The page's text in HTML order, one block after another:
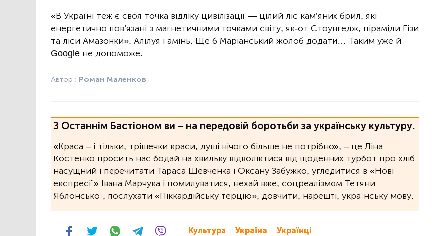
«В Україні теж є своя точка відліку цивілізації — цілий ліс кам’яних брил, які
енергетично пов’язані з магнетичними точками світу, як-от Стоунгедж, піраміди Гізи
та ліси Амазонки». Алілуя і амінь. Ще б Маріанський жолоб додати… Таким уже й
Google не допоможе.
Автор : Роман Маленков
З Останнім Бастіоном ви – на передовій боротьби за українську культуру.
«Краса – і тільки, трішечки краси, душі нічого більше не потрібно», ‒ це Ліна
Костенко просить нас бодай на хвильку відволіктися від щоденних турбот про хліб
насущний і перечитати Тараса Шевченка і Оксану Забужко, угледитися в «Нові
експресії» Івана Марчука і помилуватися, нехай вже, соцреалізмом Тетяни
Яблонської, послухати «Піккардійську терцію», довчити, нарешті, українську мову.
Культура Україна Українці